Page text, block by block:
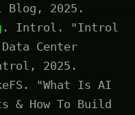
Blog, 2025.
. Introl. "Introl
Center
2025.
"What Is AI
How To Build